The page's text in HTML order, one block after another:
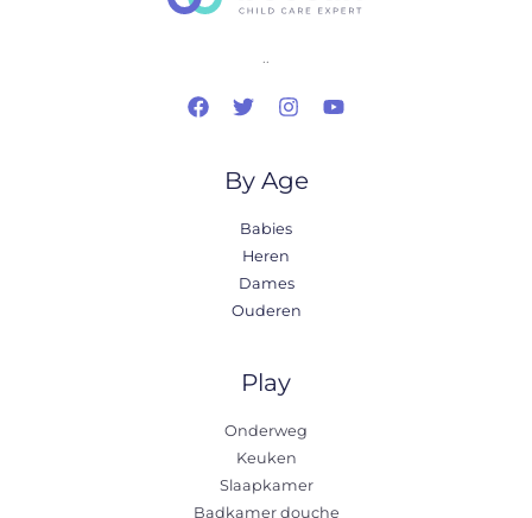
..
By Age
Babies
Heren
Dames
Ouderen
Play
Onderweg
Keuken
Slaapkamer
Badkamer douche